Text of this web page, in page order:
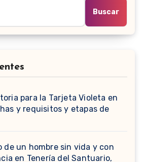
Buscar
para la Tarjeta Violeta en
y requisitos y etapas de
de un hombre sin vida y con
en Tenería del Santuario,